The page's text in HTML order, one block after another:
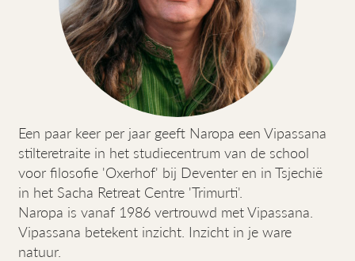
Een paar keer per jaar geeft Naropa een Vipassana
stilteretraite in het studiecentrum van de school
voor filosofie 'Oxerhof' bij Deventer en in Tsjechië
in het Sacha Retreat Centre 'Trimurti'.
Naropa is vanaf 1986 vertrouwd met Vipassana.
Vipassana betekent inzicht. Inzicht in je ware
natuur.